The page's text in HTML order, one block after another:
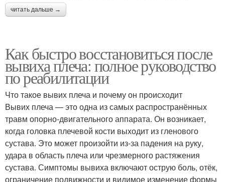
читать дальше →
Как быстро восстановиться после
вывиха плеча: полное руководство
по реабилитации
Что такое вывих плеча и почему он происходит
Вывих плеча — это одна из самых распространённых
травм опорно-двигательного аппарата. Он возникает,
когда головка плечевой кости выходит из гленового
сустава. Это может произойти из-за падения на руку,
удара в область плеча или чрезмерного растяжения
сустава. Симптомы вывиха включают острую боль, отёк,
ограничение подвижности и видимое изменение формы